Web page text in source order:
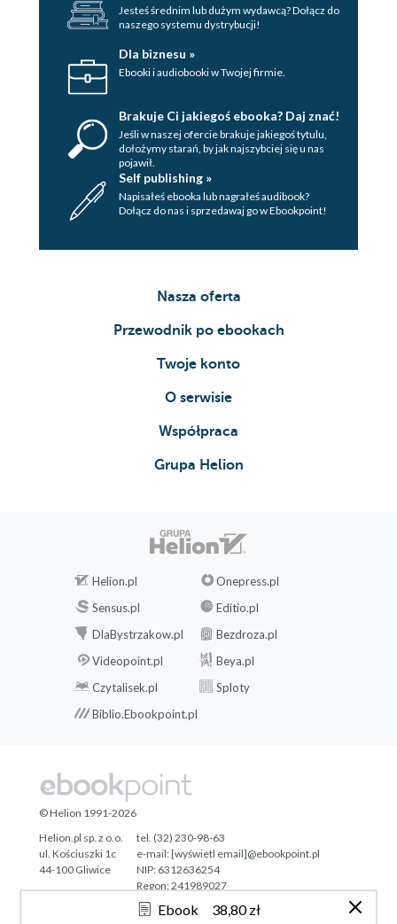
Ebook 38,80 zł
Jesteś średnim lub dużym wydawcą? Dołącz do
naszego systemu dystrybucji!
Dla biznesu »
Ebooki i audiobooki w Twojej firmie.
Brakuje Ci jakiegoś ebooka? Daj znać!
Jeśli w naszej ofercie brakuje jakiegoś tytulu,
dołożymy starań, by jak najszybciej się u nas
pojawił.
Self publishing »
Napisałeś ebooka lub nagrałeś audibook?
Dołącz do nas i sprzedawaj go w Ebookpoint!
Nasza oferta
Przewodnik po ebookach
Twoje konto
O serwisie
Współpraca
Grupa Helion
Helion.pl
Onepress.pl
Sensus.pl
Editio.pl
DlaBystrzakow.pl
Bezdroza.pl
Videopoint.pl
Beya.pl
Czytalisek.pl
Sploty
Biblio.Ebookpoint.pl
Tonik.pl
© Helion 1991-2026
Helion.pl sp. z o.o.
ul. Kościuszki 1c
44-100 Gliwice
tel. (32) 230-98-63
e-mail:[wyświetl email]@ebookpoint.pl
NIP: 6312636254
Regon: 241989027